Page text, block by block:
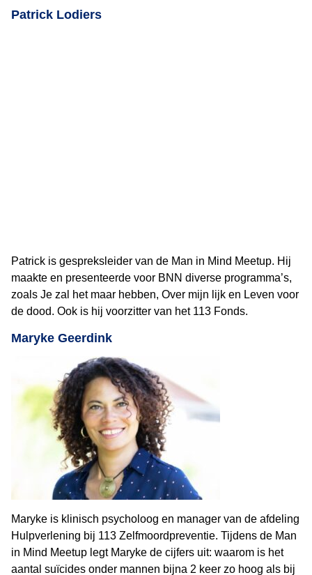
Patrick Lodiers
Patrick is gespreksleider van de Man in Mind Meetup. Hij
maakte en presenteerde voor BNN diverse programma’s,
zoals Je zal het maar hebben, Over mijn lijk en Leven voor
de dood. Ook is hij voorzitter van het 113 Fonds.
Maryke Geerdink
Maryke is klinisch psycholoog en manager van de afdeling
Hulpverlening bij 113 Zelfmoordpreventie. Tijdens de Man
in Mind Meetup legt Maryke de cijfers uit: waarom is het
aantal suïcides onder mannen bijna 2 keer zo hoog als bij